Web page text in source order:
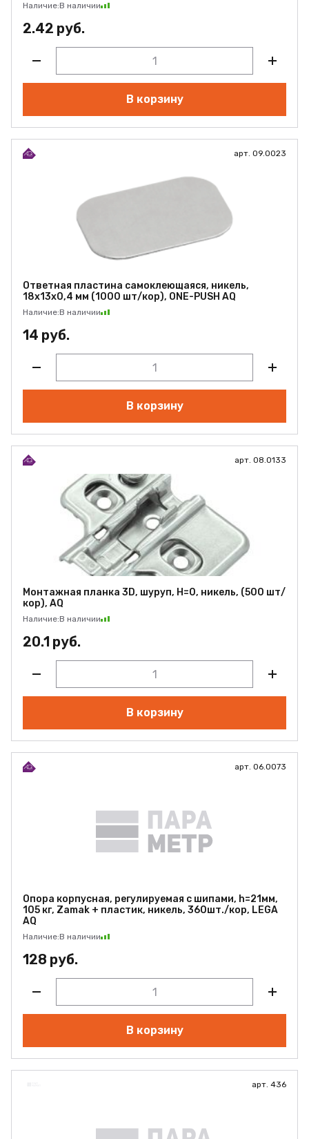
Наличие:В наличии
2.42 руб.
В корзину
арт. 09.0023
Ответная пластина самоклеющаяся, никель,
18х13х0,4 мм (1000 шт/кор), ONE-PUSH AQ
Наличие:В наличии
14 руб.
В корзину
арт. 08.0133
Монтажная планка 3D, шуруп, H=0, никель, (500 шт/
кор), AQ
Наличие:В наличии
20.1 руб.
В корзину
арт. 06.0073
Опора корпусная, регулируемая с шипами, h=21мм,
105 кг, Zamak + пластик, никель, 360шт./кор, LEGA
AQ
Наличие:В наличии
128 руб.
В корзину
арт. 436